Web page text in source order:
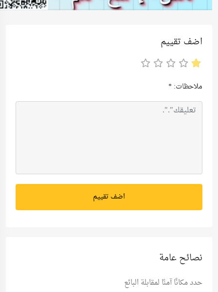
اضف تقييم
ملاحظات:*
اضف تقييم
نصائح عامة
حدد مكانًا آمنًا لمقابلة البائع